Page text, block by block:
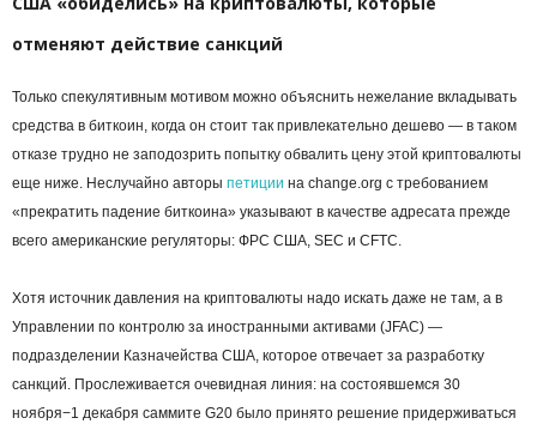
отменяют действие санкций
Только спекулятивным мотивом можно объяснить нежелание вкладывать
средства в биткоин, когда он стоит так привлекательно дешево — в таком
отказе трудно не заподозрить попытку обвалить цену этой криптовалюты
еще ниже. Неслучайно авторы петиции на сhange.org с требованием
«прекратить падение биткоина» указывают в качестве адресата прежде
всего американские регуляторы: ФРС США, SEC и CFTC.
Хотя источник давления на криптовалюты надо искать даже не там, а в
Управлении по контролю за иностранными активами (JFAC) —
подразделении Казначейства США, которое отвечает за разработку
санкций. Прослеживается очевидная линия: на состоявшемся 30
ноября−1 декабря саммите G20 было принято решение придерживаться